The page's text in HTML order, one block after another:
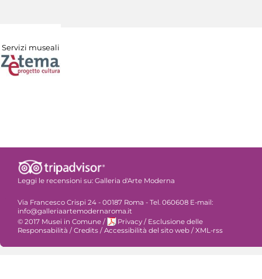
Servizi museali
Leggi le recensioni su: Galleria d'Arte Moderna
Via Francesco Crispi 24 - 00187 Roma - Tel. 060608 E-mail:
info@galleriaartemodernaroma.it
© 2017 Musei in Comune / Privacy / Esclusione delle
Responsabilità / Credits / Accessibilità del sito web / XML-rss